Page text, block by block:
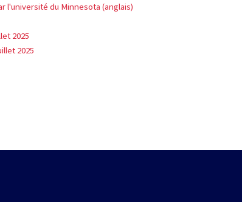
l'université du Minnesota (anglais)
2025
2025